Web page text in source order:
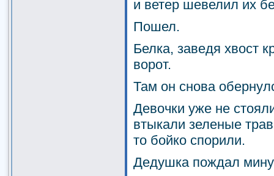
и ветер шевелил их
Пошел.
Белка, заведя хвост
ворот.
Там он снова
Девочки уже не
втыкали зеленые
то бойко спорили.
Дедушка пождал